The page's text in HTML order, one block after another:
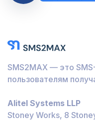
SMS2MAX — это
пользователям
Alitel Systems LLP
Stoney Works, 8